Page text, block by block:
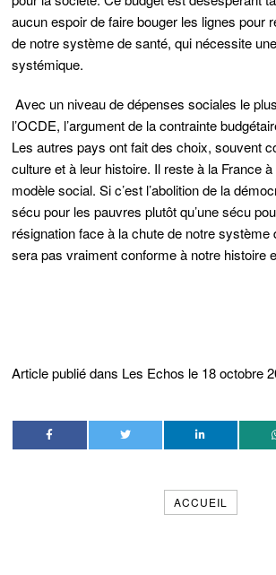
aucun espoir de faire bouger les lignes pour
de notre système de santé, qui nécessite
systémique.
Avec un niveau de dépenses sociales le
l’OCDE, l’argument de la contrainte
Les autres pays ont fait des choix, souvent
culture et à leur histoire. Il reste à la France
modèle social. Si c’est l’abolition de la
sécu pour les pauvres plutôt qu’une sécu
résignation face à la chute de notre système
sera pas vraiment conforme à notre histoire
Article publié dans Les Echos le 18 octobre
ACCUEIL